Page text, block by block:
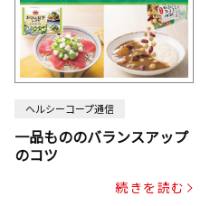
ヘルシーコープ通信
一品もののバランスアップ
のコツ
続きを読む